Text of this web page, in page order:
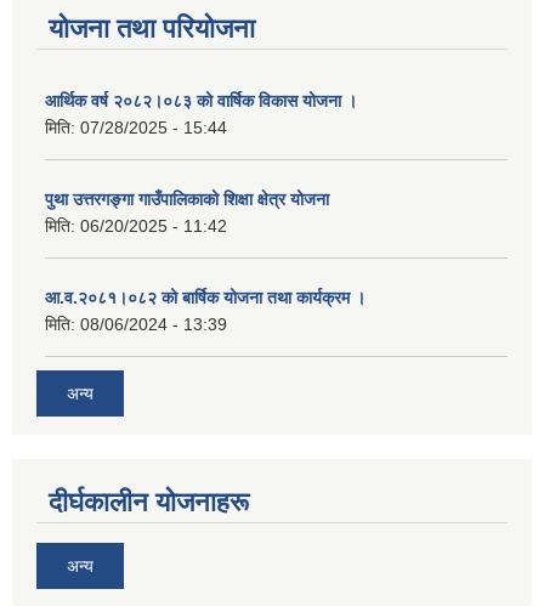
योजना तथा परियोजना
आर्थिक वर्ष २०८२।०८३ को वार्षिक विकास योजना ।
मिति: 07/28/2025 - 15:44
पुथा उत्तरगङ्गा गाउँपालिकाको शिक्षा क्षेत्र योजना
मिति: 06/20/2025 - 11:42
आ.व.२०८१।०८२ को बार्षिक योजना तथा कार्यक्रम ।
मिति: 08/06/2024 - 13:39
अन्य
दीर्घकालीन योजनाहरू
अन्य